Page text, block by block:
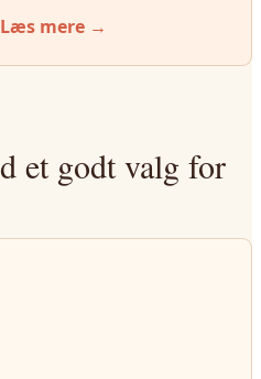
Læs mere →
et godt valg for